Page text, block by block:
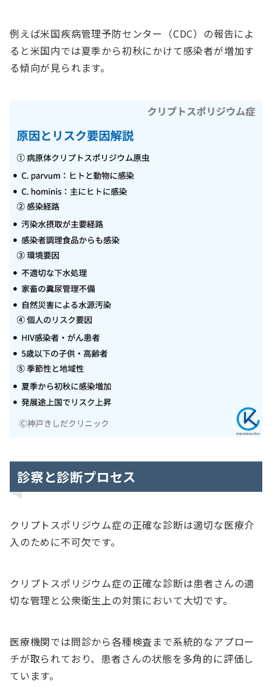
例えば米国疾病管理予防センター（CDC）の報告によ
ると米国内では夏季から初秋にかけて感染者が増加す
る傾向が見られます。
診察と診断プロセス
クリプトスポリジウム症の正確な診断は適切な医療介
入のために不可欠です。
クリプトスポリジウム症の正確な診断は患者さんの適
切な管理と公衆衛生上の対策において大切です。
医療機関では問診から各種検査まで系統的なアプロー
チが取られており、患者さんの状態を多角的に評価し
ています。